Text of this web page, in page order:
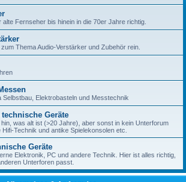
alte Fernseher bis hinein in die 70er Jahre richtig.
Thema Audio-Verstärker und Zubehör rein.
Selbstbau, Elektrobasteln und Messtechnik
Geräte
was alt ist (>20 Jahre), aber sonst in kein Unterforum
Technik und antike Spielekonsolen etc.
Geräte
Elektronik, PC und andere Technik. Hier ist alles richtig,
Unterforen passt.